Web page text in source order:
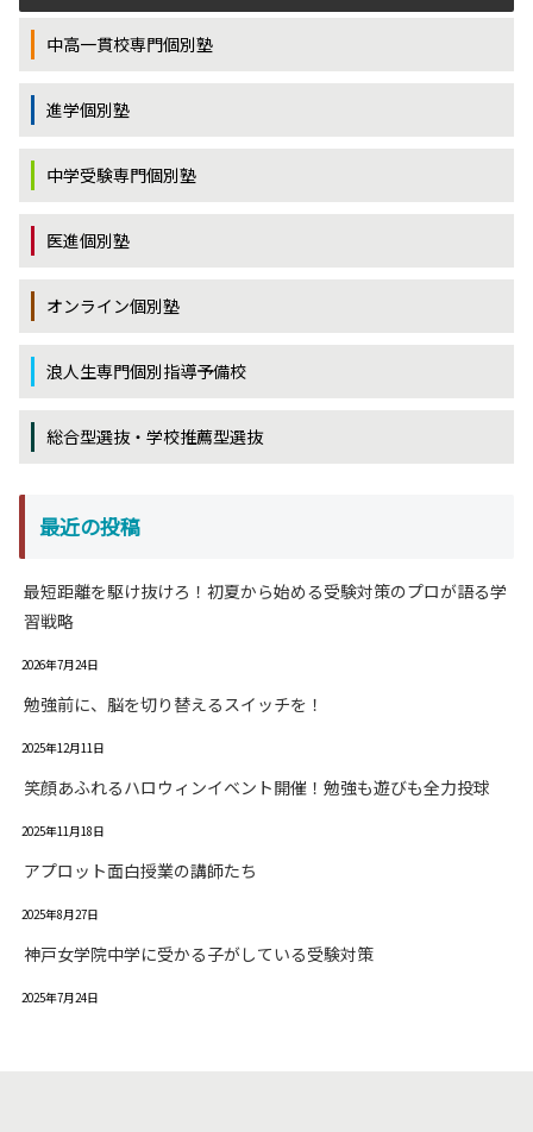
中高一貫校専門個別塾
進学個別塾
中学受験専門個別塾
医進個別塾
オンライン個別塾
浪人生専門個別指導予備校
総合型選抜・学校推薦型選抜
最近の投稿
最短距離を駆け抜けろ！初夏から始める受験対策のプロが語る学
習戦略
2026年7月24日
勉強前に、脳を切り替えるスイッチを！
2025年12月11日
笑顔あふれるハロウィンイベント開催！勉強も遊びも全力投球
2025年11月18日
アプロット面白授業の講師たち
2025年8月27日
神戸女学院中学に受かる子がしている受験対策
2025年7月24日